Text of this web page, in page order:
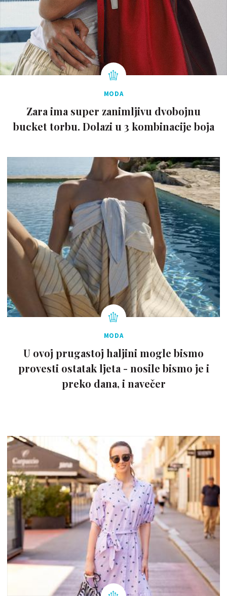
MODA
Zara ima super zanimljivu dvobojnu
bucket torbu. Dolazi u 3 kombinacije boja
MODA
U ovoj prugastoj haljini mogle bismo
provesti ostatak ljeta - nosile bismo je i
preko dana, i navečer